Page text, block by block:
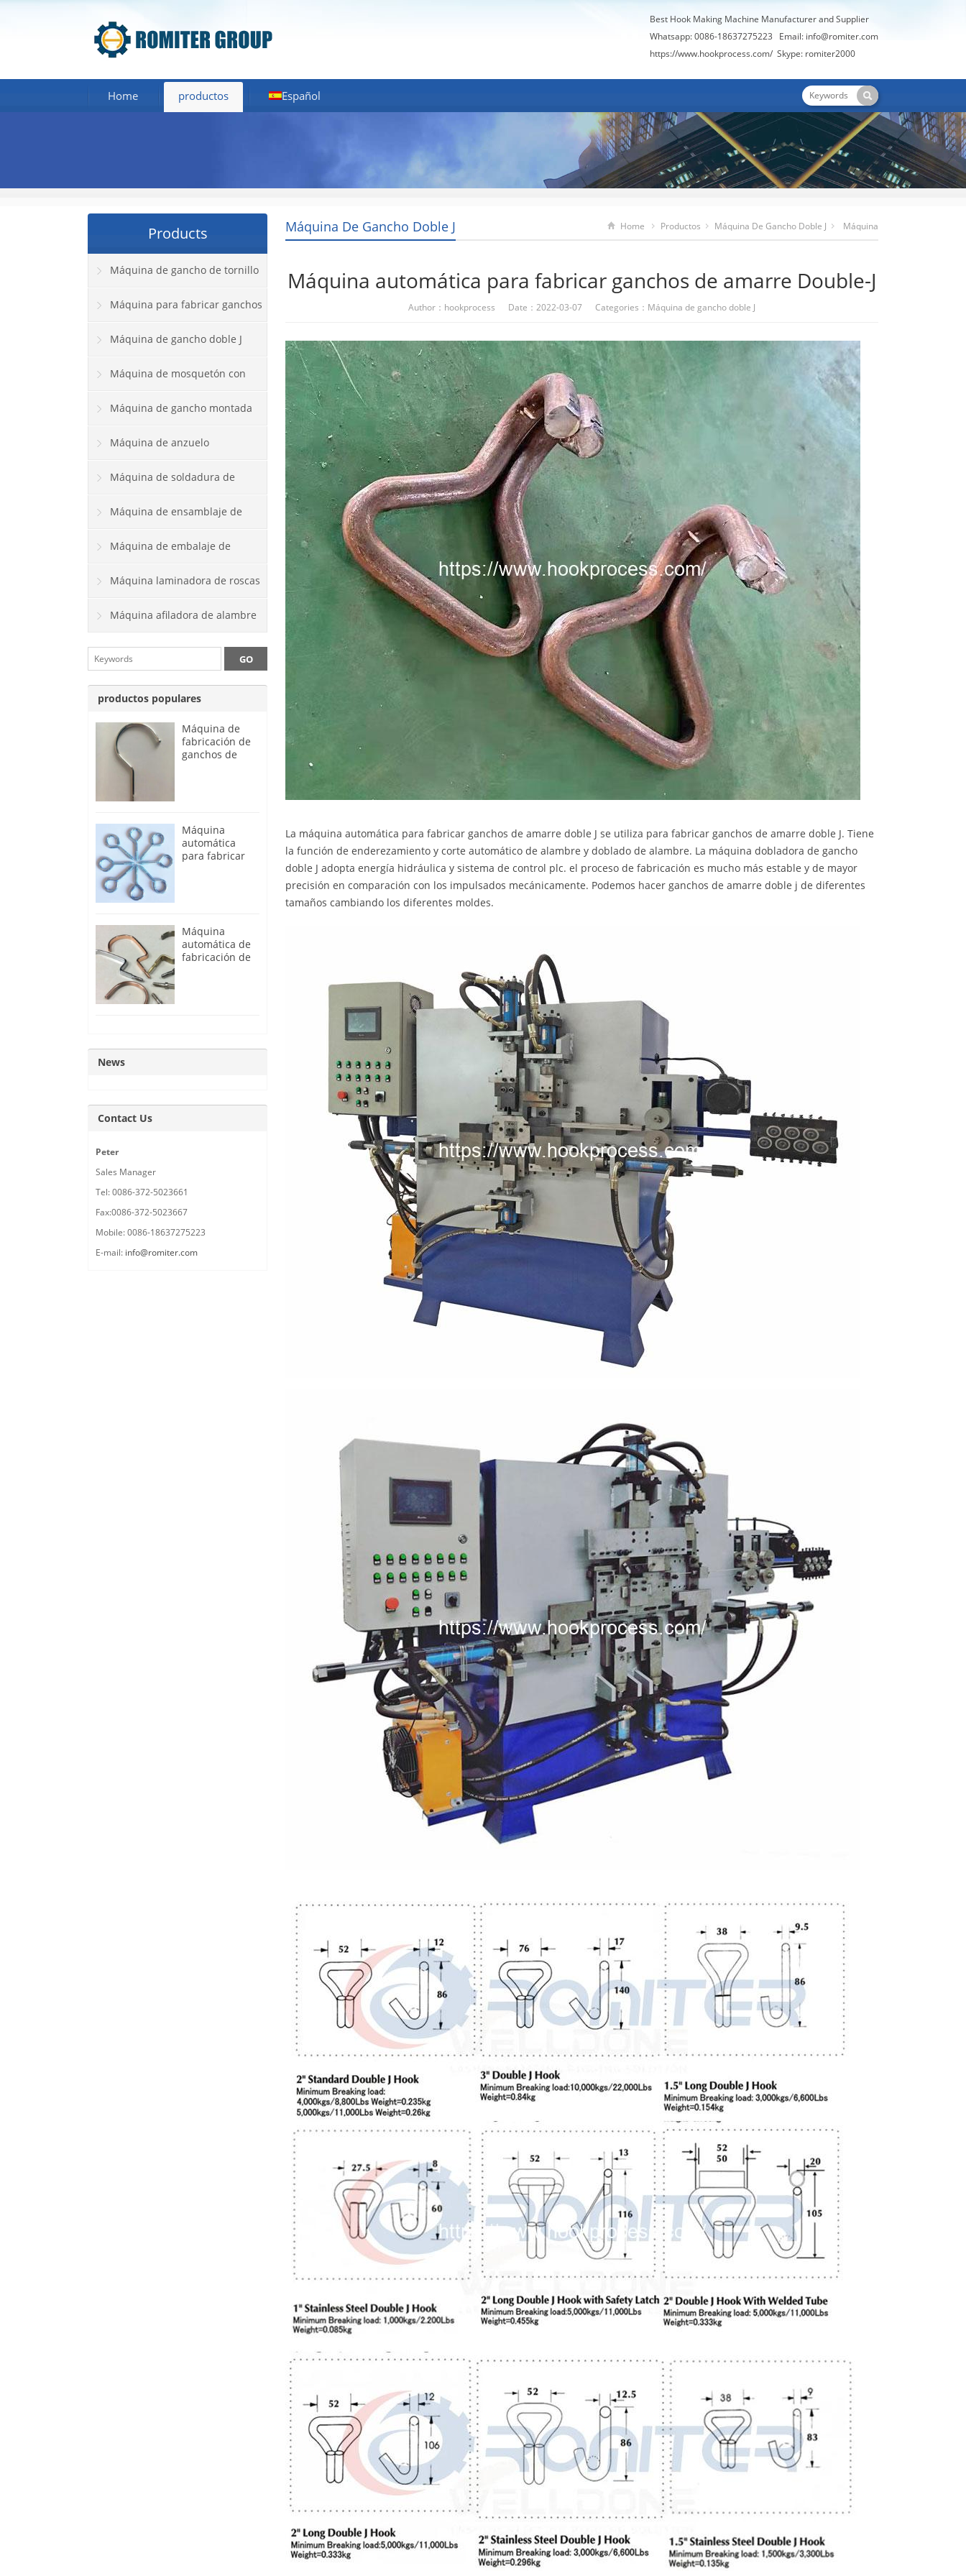
Best Hook Making Machine Manufacturer and Supplier
Whatsapp: 0086-18637275223 Email: info@romiter.com
https://www.hookprocess.com/ Skype: romiter2000
Home productos Español
Máquina De Gancho Doble J Home Productos Máquina De Gancho Doble J Máquina
Máquina automática para fabricar ganchos de amarre Double-J
Author：hookprocess Date：2022-03-07 Categories： Máquina de gancho doble J
La máquina automática para fabricar ganchos de amarre doble J se utiliza para fabricar ganchos de amarre doble J. Tiene
la función de enderezamiento y corte automático de alambre y doblado de alambre. La máquina dobladora de gancho
doble J adopta energía hidráulica y sistema de control plc. el proceso de fabricación es mucho más estable y de mayor
precisión en comparación con los impulsados mecánicamente. Podemos hacer ganchos de amarre doble j de diferentes
tamaños cambiando los diferentes moldes.
Products
Máquina de gancho de tornillo
Máquina para fabricar ganchos
en forma de S
Máquina de gancho doble J
Máquina de mosquetón con
mosquetón
Máquina de gancho montada
en la pared
Máquina de anzuelo
Máquina de soldadura de
ganchoMáquina de ensamblaje de
ganchosMáquina de embalaje de
ganchoMáquina laminadora de roscas
Máquina afiladora de alambre
productos populares
Máquina de
fabricación de
ganchos de
Máquina
automática
para fabricar
Máquina
automática de
fabricación de
News
Contact Us
Peter
Sales Manager
Tel: 0086-372-5023661
Fax:0086-372-5023667
Mobile: 0086-18637275223
E-mail: info@romiter.com